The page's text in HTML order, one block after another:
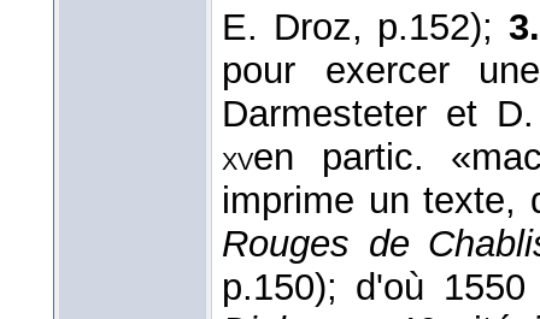
E. Droz, p.152);
pour exercer
Darmesteter et
xven partic.
imprime un texte,
Rouges de
p.150); d'où